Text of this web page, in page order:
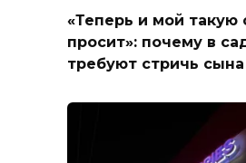
«Теперь и мой такую
просит»: почему в
требуют стричь